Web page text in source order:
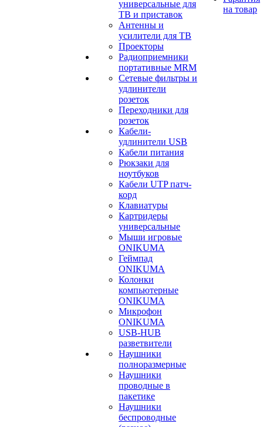
универсальные для
ТВ и приставок
Антенны и
усилители для ТВ
Проекторы
Радиоприемники
портативные MRM
Сетевые фильтры и
удлинители
розеток
Переходники для
розеток
Кабели-
удлинители USB
Кабели питания
Рюкзаки для
ноутбуков
Кабели UTP патч-
корд
Клавиатуры
Картридеры
универсальные
Мыши игровые
ONIKUMA
Геймпад
ONIKUMA
Колонки
компьютерные
ONIKUMA
Микрофон
ONIKUMA
USB-HUB
разветвители
Наушники
полноразмерные
Наушники
проводные в
пакетике
Наушники
беспроводные
на товар